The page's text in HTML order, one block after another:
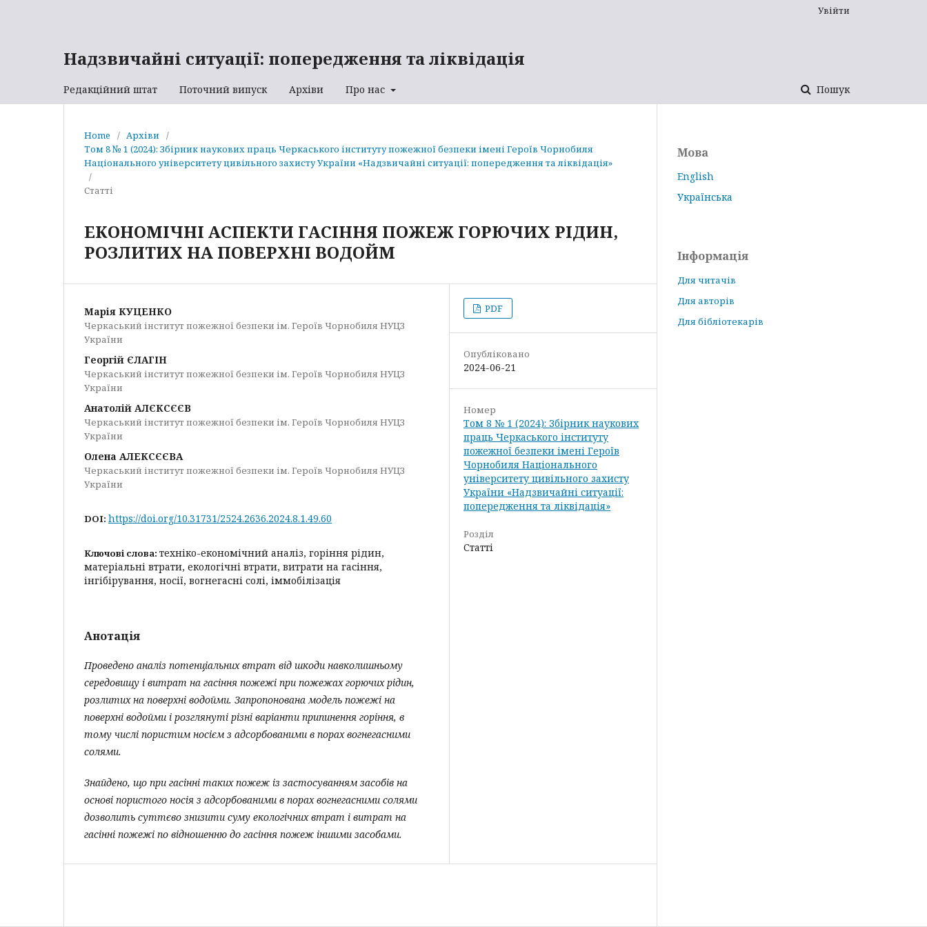
Надзвичайні ситуації: попередження та ліквідація
Редакційний штат Поточний випуск Архіви Про нас Пошук
Увійти
Home / Архіви
/
Том 8 № 1 (2024): Збірник наукових праць Черкаського інституту пожежної безпеки імені Героїв Чорнобиля
Національного університету цивільного захисту України «Надзвичайні ситуації: попередження та ліквідація»
/
Статті
ЕКОНОМІЧНІ АСПЕКТИ ГАСІННЯ ПОЖЕЖ ГОРЮЧИХ РІДИН,
РОЗЛИТИХ НА ПОВЕРХНІ ВОДОЙМ
Марія КУЦЕНКО
Черкаський інститут пожежної безпеки ім. Героїв Чорнобиля НУЦЗ
України
Георгій ЄЛАГІН
Черкаський інститут пожежної безпеки ім. Героїв Чорнобиля НУЦЗ
України
Анатолій АЛЄКСЄЄВ
Черкаський інститут пожежної безпеки ім. Героїв Чорнобиля НУЦЗ
України
Олена АЛЕКСЄЄВА
Черкаський інститут пожежної безпеки ім. Героїв Чорнобиля НУЦЗ
України
DOI: https://doi.org/10.31731/2524.2636.2024.8.1.49.60
Ключові слова: техніко-економічний аналіз, горіння рідин,
матеріальні втрати, екологічні втрати, витрати на гасіння,
інгібірування, носії, вогнегасні солі, іммобілізація
Анотація
Проведено аналіз потенціальних втрат від шкоди навколишньому
середовищу і витрат на гасіння пожежі при пожежах горючих рідин,
розлитих на поверхні водойми. Запропонована модель пожежі на
поверхні водойми і розглянуті різні варіанти припинення горіння, в
тому числі пористим носієм з адсорбованими в порах вогнегасними
солями.
Знайдено, що при гасінні таких пожеж із застосуванням засобів на
основі пористого носія з адсорбованими в порах вогнегасними солями
дозволить суттєво знизити суму екологічних втрат і витрат на
гасінні пожежі по відношенню до гасіння пожеж іншими засобами.
PDF
Опубліковано
2024-06-21
Номер
Том 8 № 1 (2024): Збірник наукових
праць Черкаського інституту
пожежної безпеки імені Героїв
Чорнобиля Національного
університету цивільного захисту
України «Надзвичайні ситуації:
попередження та ліквідація»
Розділ
Статті
Мова
English
Українська
Інформація
Для читачів
Для авторів
Для бібліотекарів